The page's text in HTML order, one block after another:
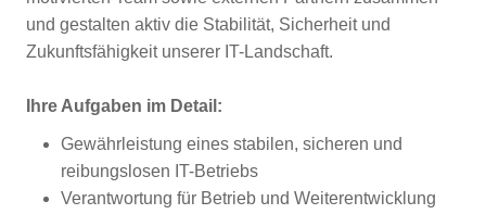
und gestalten aktiv die Stabilität, Sicherheit und
Zukunftsfähigkeit unserer IT-Landschaft.
Ihre Aufgaben im Detail:
Gewährleistung eines stabilen, sicheren und
reibungslosen IT-Betriebs
Verantwortung für Betrieb und Weiterentwicklung